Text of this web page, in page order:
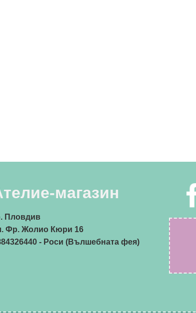
магазин
Пловдив
Фр. Жолио Кюри 16
- Роси (Вълшебната фея)